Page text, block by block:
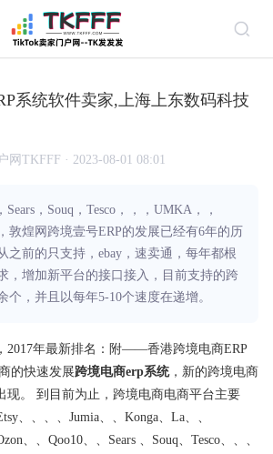
系统软件卖家,上海上东数码科技
网TKFFF · 2023-08-01 08:01
Sears，Souq，Tesco，，，UMKA，，
敦煌网跨境壹号ERP的发展已经有6年的历
之前的只支持，ebay，速卖通，每年都根
，增加新平台的接口接入，目前支持的跨
个，并且以每年5-10个速度在递增。
2017年最新排名：附——香港跨境电商ERP
的快速发展跨境电商erp系统，新的跨境电商
现。 到目前为止，跨境电商电商平台主要
、、、、Jumia、、Konga、La、、
、、Qoo10、、Sears 、Souq、Tesco、、、